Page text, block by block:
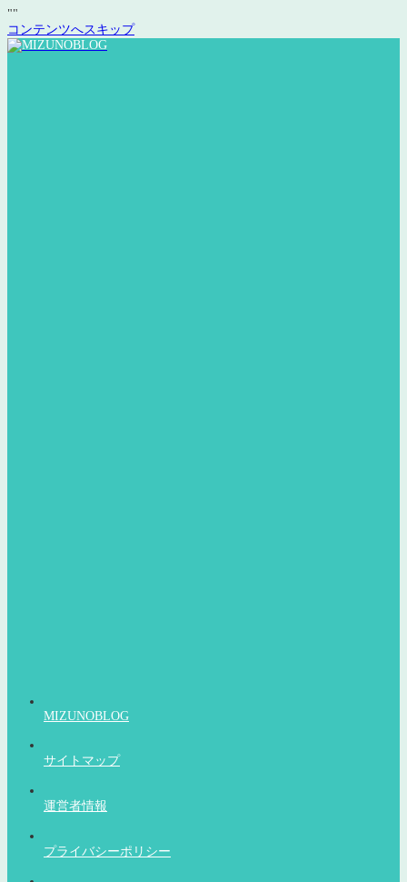
""
コンテンツへスキップ
MIZUNOBLOG
サイトマップ
運営者情報
プライバシーポリシー